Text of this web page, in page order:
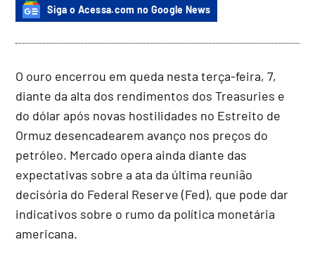
Siga o Acessa.com no Google News
O ouro encerrou em queda nesta terça-feira, 7,
diante da alta dos rendimentos dos Treasuries e
do dólar após novas hostilidades no Estreito de
Ormuz desencadearem avanço nos preços do
petróleo. Mercado opera ainda diante das
expectativas sobre a ata da última reunião
decisória do Federal Reserve (Fed), que pode dar
indicativos sobre o rumo da política monetária
americana.